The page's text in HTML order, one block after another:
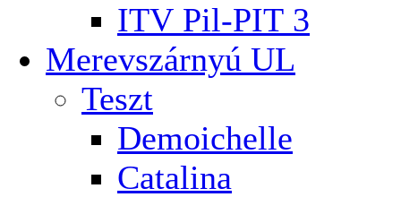
ITV Pil-PIT 3
Merevszárnyú UL
Teszt
Demoichelle
Catalina